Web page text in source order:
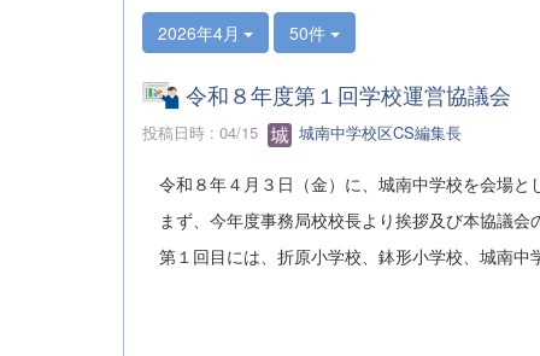
2026年4月 50件
令和８年度第１回学校運営協議会
投稿日時 : 04/15 城南中学校区CS編集長
令和８年４月３日（金）に、城南中学校を会場
まず、今年度事務局校校長より挨拶及び本協議会
第１回目には、折原小学校、鉢形小学校、城南